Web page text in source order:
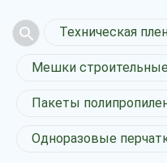
Техническая
Мешки
Пакеты
Одноразовые